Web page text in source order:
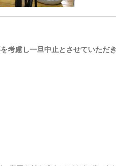
考慮し一旦中止とさせていただ